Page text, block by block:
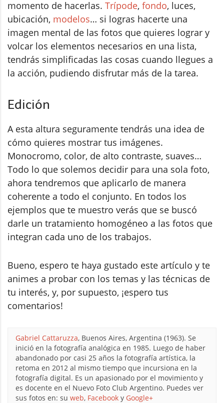
momento de hacerlas. Trípode, fondo, luces,
ubicación, modelos… si logras hacerte una
imagen mental de las fotos que quieres lograr y
volcar los elementos necesarios en una lista,
tendrás simplificadas las cosas cuando llegues a
la acción, pudiendo disfrutar más de la tarea.
Edición
A esta altura seguramente tendrás una idea de
cómo quieres mostrar tus imágenes.
Monocromo, color, de alto contraste, suaves…
Todo lo que solemos decidir para una sola foto,
ahora tendremos que aplicarlo de manera
coherente a todo el conjunto. En todos los
ejemplos que te muestro verás que se buscó
darle un tratamiento homogéneo a las fotos que
integran cada uno de los trabajos.
Bueno, espero te haya gustado este artículo y te
animes a probar con los temas y las técnicas de
tu interés, y, por supuesto, ¡espero tus
comentarios!
Gabriel Cattaruzza, Buenos Aires, Argentina (1963). Se
inició en la fotografía analógica en 1985. Luego de haber
abandonado por casi 25 años la fotografía artística, la
retoma en 2012 al mismo tiempo que incursiona en la
fotografía digital. Es un apasionado por el movimiento y
es docente en el Nuevo Foto Club Argentino. Puedes ver
sus fotos en: su web, Facebook y Google+